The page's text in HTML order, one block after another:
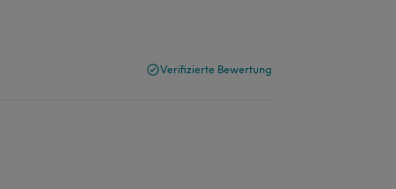
Verifizierte Bewertung